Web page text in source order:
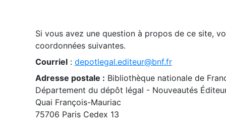
Si vous avez une question à propos de ce site,
coordonnées suivantes.
Courriel : depotlegal.editeur@bnf.fr
Adresse postale : Bibliothèque nationale de
Département du dépôt légal - Nouveautés
Quai François-Mauriac
75706 Paris Cedex 13